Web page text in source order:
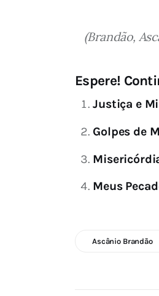
(Brandão,
Espere!
Justiça e
Golpes de
Meus
Ascânio Brandão